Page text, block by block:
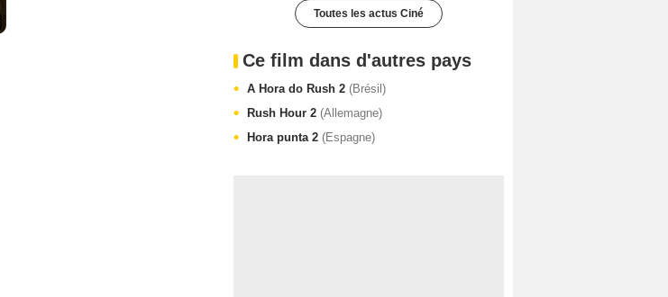
Toutes les actus Ciné
Ce film dans d'autres pays
A Hora do Rush 2 (Brésil)
Rush Hour 2 (Allemagne)
Hora punta 2 (Espagne)